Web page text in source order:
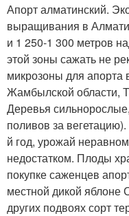
Апорт алматинский.
выращивания в
и 1 250-1 300 метров
этой зоны сажать не
микрозоны для апорта
Жамбылской области,
Деревья
поливов за
й год, урожай
недостатком. Плоды
покупке саженцев
местной дикой яблоне
других подвоях сорт